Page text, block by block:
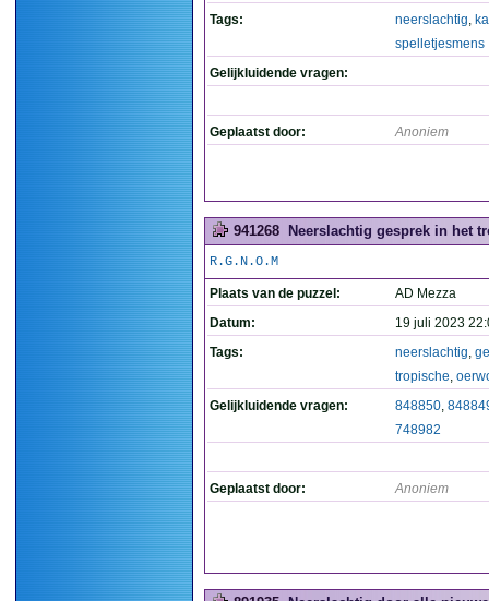
Tags:
neerslachtig,
spelletjesmens
Gelijkluidende vragen:
Geplaatst door: Anoniem
941268 Neerslachtig gesprek in het
R.G.N.O.M
Plaats van de puzzel:
AD Mezza
Datum:
19 juli 2023
Tags:
neerslachtig,
tropische,
Gelijkluidende vragen:
848850,
748982
Geplaatst door: Anoniem